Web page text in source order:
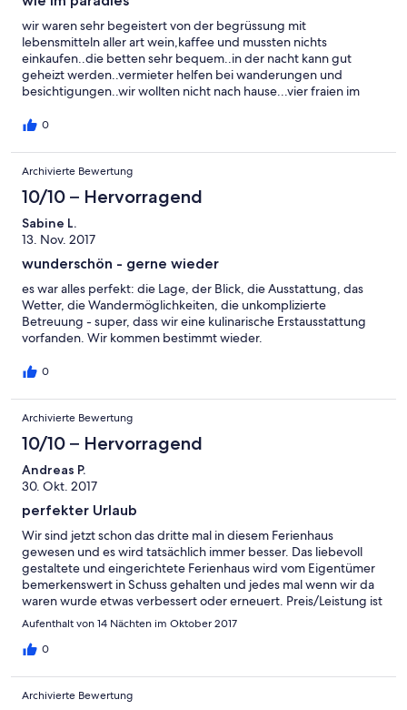
wir waren sehr begeistert von der begrüssung mit
lebensmitteln aller art wein,kaffee und mussten nichts
einkaufen..die betten sehr bequem..in der nacht kann gut
geheizt werden..vermieter helfen bei wanderungen und
besichtigungen..wir wollten nicht nach hause...vier fraien im
0
Archivierte Bewertung
10/10 – Hervorragend
Sabine L.
13. Nov. 2017
wunderschön - gerne wieder
es war alles perfekt: die Lage, der Blick, die Ausstattung, das
Wetter, die Wandermöglichkeiten, die unkomplizierte
Betreuung - super, dass wir eine kulinarische Erstausstattung
vorfanden. Wir kommen bestimmt wieder.
0
Archivierte Bewertung
10/10 – Hervorragend
Andreas P.
30. Okt. 2017
perfekter Urlaub
Wir sind jetzt schon das dritte mal in diesem Ferienhaus
gewesen und es wird tatsächlich immer besser. Das liebevoll
gestaltete und eingerichtete Ferienhaus wird vom Eigentümer
bemerkenswert in Schuss gehalten und jedes mal wenn wir da
waren wurde etwas verbessert oder erneuert. Preis/Leistung ist
auf jeden Fall einwandfrei und wir kommen gerne wieder.
Aufenthalt von 14 Nächten im Oktober 2017
0
Archivierte Bewertung